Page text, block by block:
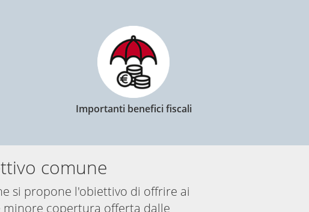
Importanti benefici fiscali
comune
si propone l'obiettivo di offrire ai
copertura offerta dalle